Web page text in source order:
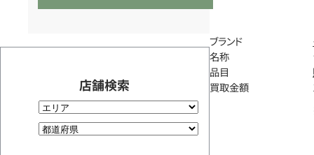
店舗検索
ブランド
名称
品目
買取金額